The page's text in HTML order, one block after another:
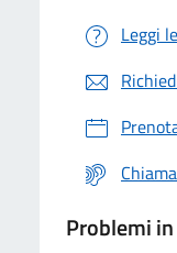
Leggi
Problemi